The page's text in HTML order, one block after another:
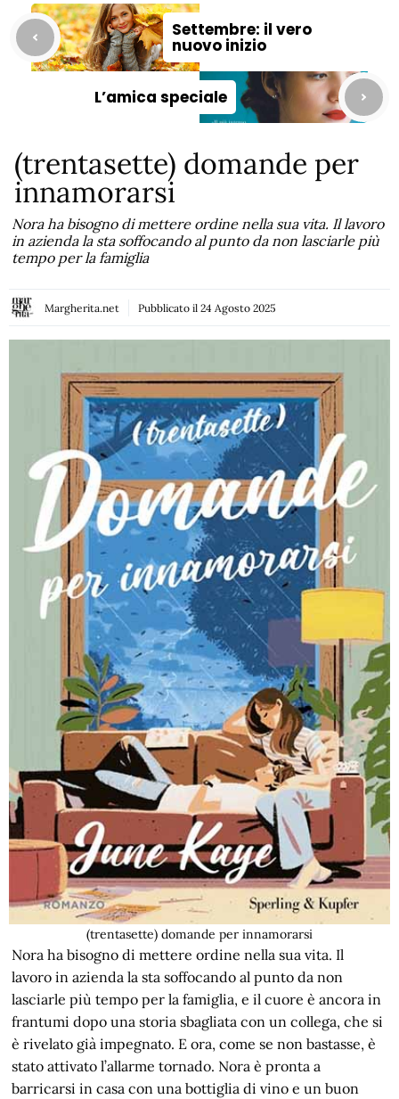
Settembre: il vero
nuovo inizio
L’amica speciale
(trentasette) domande per
innamorarsi
Nora ha bisogno di mettere ordine nella sua vita. Il lavoro
in azienda la sta soffocando al punto da non lasciarle più
tempo per la famiglia
Margherita.net Pubblicato il 24 Agosto 2025
(trentasette) domande per innamorarsi
Nora ha bisogno di mettere ordine nella sua vita. Il
lavoro in azienda la sta soffocando al punto da non
lasciarle più tempo per la famiglia, e il cuore è ancora in
frantumi dopo una storia sbagliata con un collega, che si
è rivelato già impegnato. E ora, come se non bastasse, è
stato attivato l’allarme tornado. Nora è pronta a
barricarsi in casa con una bottiglia di vino e un buon